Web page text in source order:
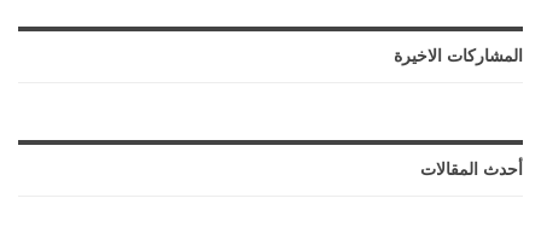
المشاركات الاخيرة
أحدث المقالات